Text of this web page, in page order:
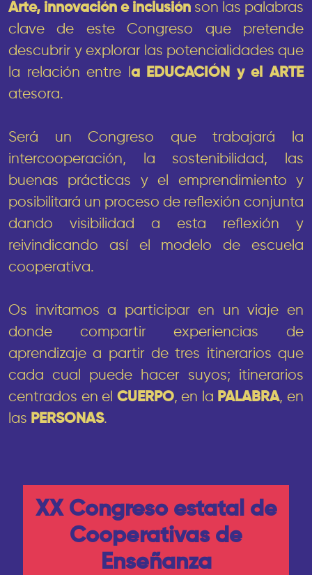
Arte, innovación e inclusión son las palabras
clave de este Congreso que pretende
descubrir y explorar las potencialidades que
la relación entre la EDUCACIÓN y el ARTE
atesora.
Será un Congreso que trabajará la
intercooperación, la sostenibilidad, las
buenas prácticas y el emprendimiento y
posibilitará un proceso de reflexión conjunta
dando visibilidad a esta reflexión y
reivindicando así el modelo de escuela
cooperativa.
Os invitamos a participar en un viaje en
donde compartir experiencias de
aprendizaje a partir de tres itinerarios que
cada cual puede hacer suyos; itinerarios
centrados en el CUERPO, en la PALABRA, en
las PERSONAS.
XX Congreso estatal de
Cooperativas de
Enseñanza